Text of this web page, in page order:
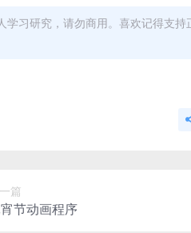
习研究，请勿商用。喜欢记得支
篇
节动画程序